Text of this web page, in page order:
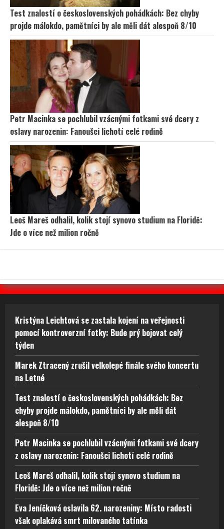
Test znalostí o československých pohádkách: Bez chyby
projde málokdo, pamětníci by ale měli dát alespoň 8/10
Petr Macinka se pochlubil vzácnými fotkami své dcery z
oslavy narozenin: Fanoušci lichotí celé rodině
Leoš Mareš odhalil, kolik stojí synovo studium na Floridě:
Jde o více než milion ročně
Kristýna Leichtová se zastala kojení na veřejnosti
pomocí kontroverzní fotky: Bude prý bojovat celý
týden
Marek Ztracený zrušil velkolepé finále svého koncertu
na Letné
Test znalostí o československých pohádkách: Bez
chyby projde málokdo, pamětníci by ale měli dát
alespoň 8/10
Petr Macinka se pochlubil vzácnými fotkami své dcery
z oslavy narozenin: Fanoušci lichotí celé rodině
Leoš Mareš odhalil, kolik stojí synovo studium na
Floridě: Jde o více než milion ročně
Eva Jeníčková oslavila 62. narozeniny: Místo radosti
však oplakává smrt milovaného tatínka